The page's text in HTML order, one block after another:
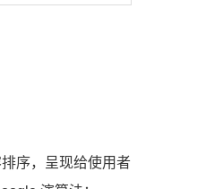
序，呈现给使用者